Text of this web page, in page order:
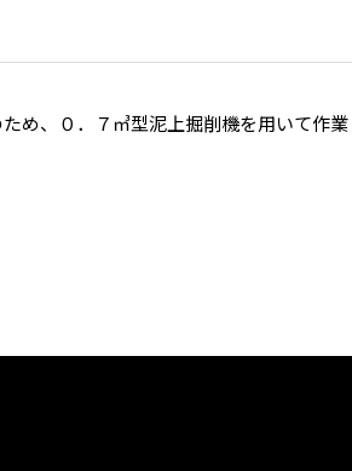
め、０．７㎥型泥上掘削機を用いて作